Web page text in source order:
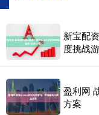
新宝配
度挑战
盈利网
方案